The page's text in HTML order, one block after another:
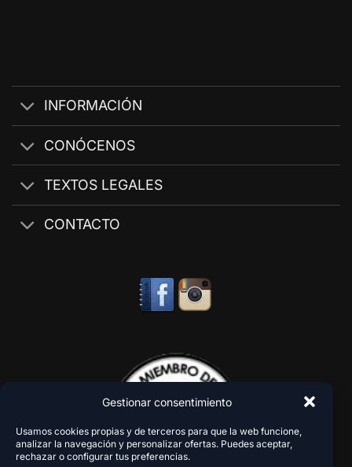
Gestionar consentimiento
Usamos cookies propias y de terceros para que la web funcione,
analizar la navegación y personalizar ofertas. Puedes aceptar,
rechazar o configurar tus preferencias.
INFORMACIÓN
CONÓCENOS
TEXTOS LEGALES
CONTACTO